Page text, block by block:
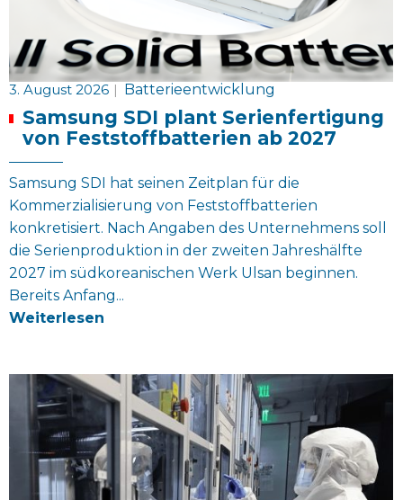
3. August 2026 | Batterieentwicklung
Samsung SDI plant Serienfertigung
von Feststoffbatterien ab 2027
Samsung SDI hat seinen Zeitplan für die
Kommerzialisierung von Feststoffbatterien
konkretisiert. Nach Angaben des Unternehmens soll
die Serienproduktion in der zweiten Jahreshälfte
2027 im südkoreanischen Werk Ulsan beginnen.
Bereits Anfang...
Weiterlesen